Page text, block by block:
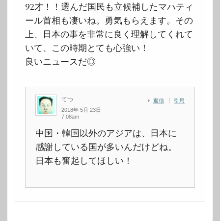
92才！！選んだ国民も立候補したマハティ
ール首相も凄いね。勇気もらえます。その
上、日本の事を非常に良く理解してくれて
いて、この時期とても心強い！
良いニュースだ◎
てつ
2018年 5月 23日
7:08am
返信 引用
中国・韓国以外のアジアは、日本に
感謝している国が多いんだけどね。
日本も奮起してほしい！